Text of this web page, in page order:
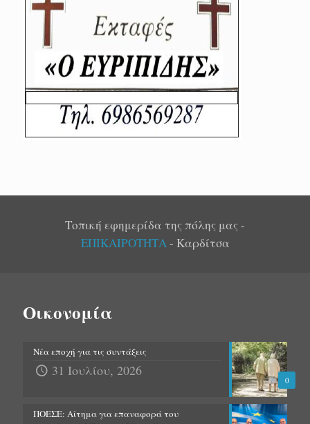
Τοπική εφημερίδα της πόλης μας -
ΕΠΙΚΑΙΡΟΤΗΤΑ- Καρδίτσα
Οικονομία
0
Νέα εποχή για τις συντάξεις
31 Ιουλίου, 2026
ΠΟΕΣΕ: Αίτημα για επαναφορά του